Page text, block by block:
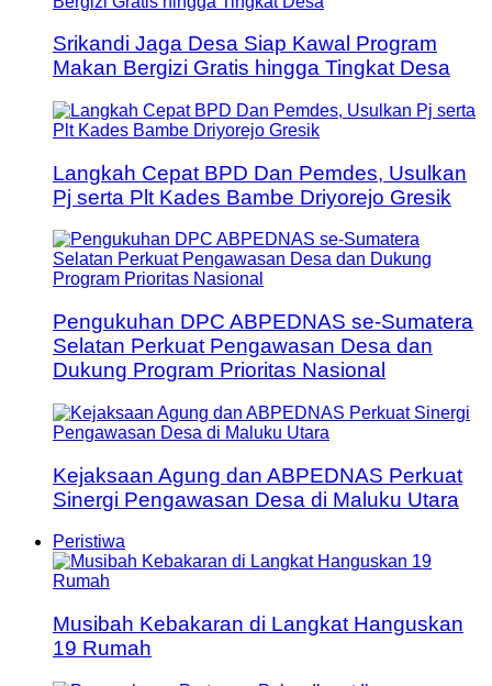
Srikandi Jaga Desa Siap Kawal Program
Makan Bergizi Gratis hingga Tingkat Desa
Langkah Cepat BPD Dan Pemdes, Usulkan
Pj serta Plt Kades Bambe Driyorejo Gresik
Pengukuhan DPC ABPEDNAS se-Sumatera
Selatan Perkuat Pengawasan Desa dan
Dukung Program Prioritas Nasional
Kejaksaan Agung dan ABPEDNAS Perkuat
Sinergi Pengawasan Desa di Maluku Utara
Peristiwa
Musibah Kebakaran di Langkat Hanguskan
19 Rumah